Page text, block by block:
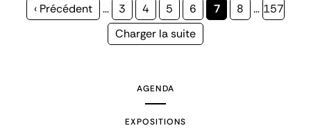
Page
‹ Précédent … Page
3 Page
4 Page
5 Page
6
Page
7 Page
8 … Page
157
Page
Charger la suite
AGENDA
EXPOSITIONS